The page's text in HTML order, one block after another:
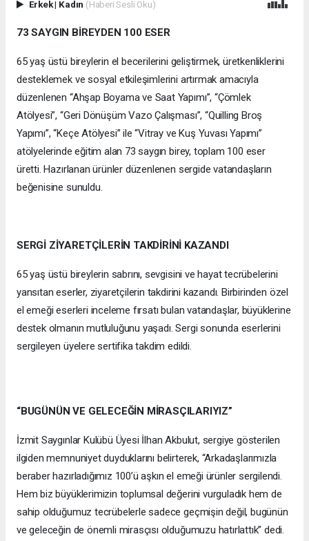
Erkek| Kadın (Haberi Sesli Oku)
73 SAYGIN BİREYDEN 100 ESER
65 yaş üstü bireylerin el becerilerini geliştirmek, üretkenliklerini
desteklemek ve sosyal etkileşimlerini artırmak amacıyla
düzenlenen “Ahşap Boyama ve Saat Yapımı”, “Çömlek
Atölyesi”, “Geri Dönüşüm Vazo Çalışması”, “Quilling Broş
Yapımı”, “Keçe Atölyesi” ile “Vitray ve Kuş Yuvası Yapımı”
atölyelerinde eğitim alan 73 saygın birey, toplam 100 eser
üretti. Hazırlanan ürünler düzenlenen sergide vatandaşların
beğenisine sunuldu.
SERGİ ZİYARETÇİLERİN TAKDİRİNİ KAZANDI
65 yaş üstü bireylerin sabrını, sevgisini ve hayat tecrübelerini
yansıtan eserler, ziyaretçilerin takdirini kazandı. Birbirinden özel
el emeği eserleri inceleme fırsatı bulan vatandaşlar, büyüklerine
destek olmanın mutluluğunu yaşadı. Sergi sonunda eserlerini
sergileyen üyelere sertifika takdim edildi.
“BUGÜNÜN VE GELECEĞİN MİRASÇILARIYIZ”
İzmit Saygınlar Kulübü Üyesi İlhan Akbulut, sergiye gösterilen
ilgiden memnuniyet duyduklarını belirterek, “Arkadaşlarımızla
beraber hazırladığımız 100’ü aşkın el emeği ürünler sergilendi.
Hem biz büyüklerimizin toplumsal değerini vurguladık hem de
sahip olduğumuz tecrübelerle sadece geçmişin değil, bugünün
ve geleceğin de önemli mirasçısı olduğumuzu hatırlattık” dedi.